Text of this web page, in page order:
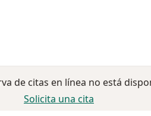
de citas en línea no está
Solicita una cita